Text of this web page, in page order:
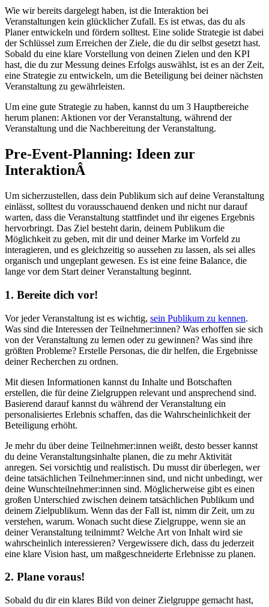
Wie wir bereits dargelegt haben, ist die Interaktion bei
Veranstaltungen kein glücklicher Zufall. Es ist etwas, das du als
Planer entwickeln und fördern solltest. Eine solide Strategie ist dabei
der Schlüssel zum Erreichen der Ziele, die du dir selbst gesetzt hast.
Sobald du eine klare Vorstellung von deinen Zielen und den KPI
hast, die du zur Messung deines Erfolgs auswählst, ist es an der Zeit,
eine Strategie zu entwickeln, um die Beteiligung bei deiner nächsten
Veranstaltung zu gewährleisten.
Um eine gute Strategie zu haben, kannst du um 3 Hauptbereiche
herum planen: Aktionen vor der Veranstaltung, während der
Veranstaltung und die Nachbereitung der Veranstaltung.
Pre-Event-Planning: Ideen zur
InteraktionÂ
Um sicherzustellen, dass dein Publikum sich auf deine Veranstaltung
einlässt, solltest du vorausschauend denken und nicht nur darauf
warten, dass die Veranstaltung stattfindet und ihr eigenes Ergebnis
hervorbringt. Das Ziel besteht darin, deinem Publikum die
Möglichkeit zu geben, mit dir und deiner Marke im Vorfeld zu
interagieren, und es gleichzeitig so aussehen zu lassen, als sei alles
organisch und ungeplant gewesen. Es ist eine feine Balance, die
lange vor dem Start deiner Veranstaltung beginnt.
1. Bereite dich vor!
Vor jeder Veranstaltung ist es wichtig, sein Publikum zu kennen.
Was sind die Interessen der Teilnehmer:innen? Was erhoffen sie sich
von der Veranstaltung zu lernen oder zu gewinnen? Was sind ihre
größten Probleme? Erstelle Personas, die dir helfen, die Ergebnisse
deiner Recherchen zu ordnen.
Mit diesen Informationen kannst du Inhalte und Botschaften
erstellen, die für deine Zielgruppen relevant und ansprechend sind.
Basierend darauf kannst du während der Veranstaltung ein
personalisiertes Erlebnis schaffen, das die Wahrscheinlichkeit der
Beteiligung erhöht.
Je mehr du über deine Teilnehmer:innen weißt, desto besser kannst
du deine Veranstaltungsinhalte planen, die zu mehr Aktivität
anregen. Sei vorsichtig und realistisch. Du musst dir überlegen, wer
deine tatsächlichen Teilnehmer:innen sind, und nicht unbedingt, wer
deine Wunschteilnehmer:innen sind. Möglicherweise gibt es einen
großen Unterschied zwischen deinem tatsächlichen Publikum und
deinem Zielpublikum. Wenn das der Fall ist, nimm dir Zeit, um zu
verstehen, warum. Wonach sucht diese Zielgruppe, wenn sie an
deiner Veranstaltung teilnimmt? Welche Art von Inhalt wird sie
wahrscheinlich interessieren? Vergewissere dich, dass du jederzeit
eine klare Vision hast, um maßgeschneiderte Erlebnisse zu planen.
2. Plane voraus!
Sobald du dir ein klares Bild von deiner Zielgruppe gemacht hast,